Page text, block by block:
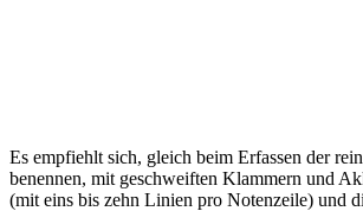
Es empfiehlt sich, gleich beim Erfassen der
benennen, mit geschweiften Klammern und
(mit eins bis zehn Linien pro Notenzeile) und